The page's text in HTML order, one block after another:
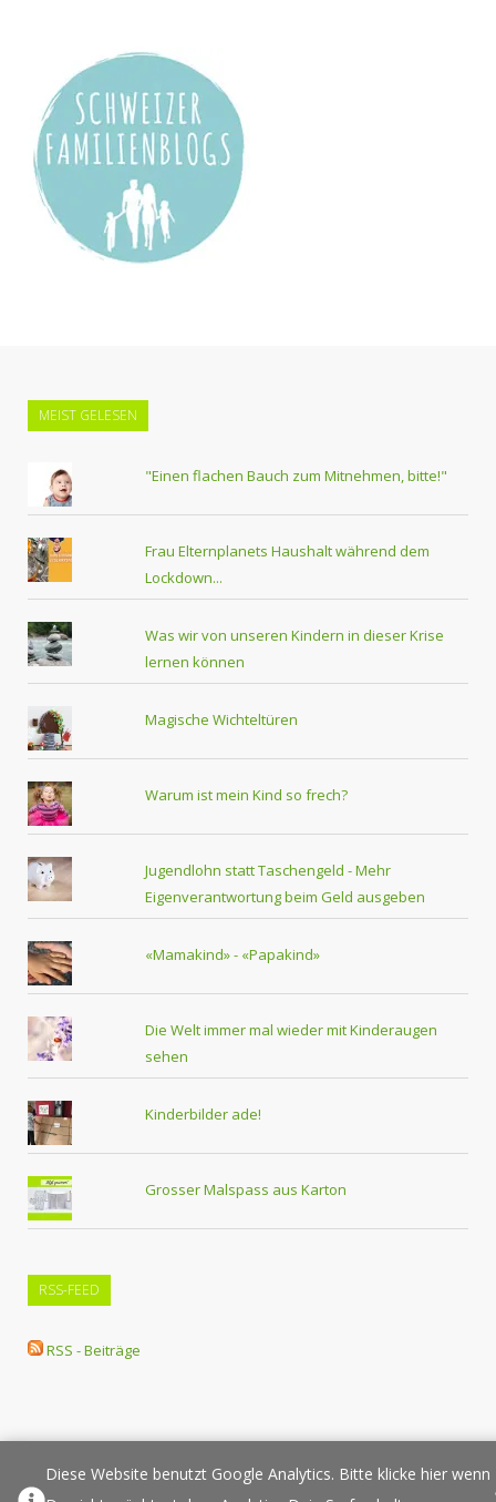
MEIST GELESEN
"Einen flachen Bauch zum Mitnehmen, bitte!"
Frau Elternplanets Haushalt während dem
Lockdown...
Was wir von unseren Kindern in dieser Krise
lernen können
Magische Wichteltüren
Warum ist mein Kind so frech?
Jugendlohn statt Taschengeld - Mehr
Eigenverantwortung beim Geld ausgeben
«Mamakind» - «Papakind»
Die Welt immer mal wieder mit Kinderaugen
sehen
Kinderbilder ade!
Grosser Malspass aus Karton
RSS-FEED
RSS - Beiträge
Diese Website benutzt Google Analytics. Bitte klicke hier wenn